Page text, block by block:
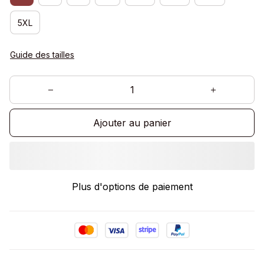
5XL
Guide des tailles
Ajouter au panier
Plus d'options de paiement